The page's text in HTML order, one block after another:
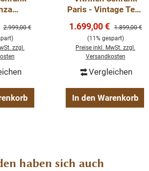
erhältlich: 66 x 40 x 191 cm.
diesen Artikel mit den anderen
Bologna-Kollektion!
Höhe 195 cm - Breite 115 cm - Tiefe
Regulärer Preis:
2.999,00 €
zzgl.
Paris - Vintage Teak
Teakholz
Verkaufspreis:
1.699,00 € Regulärer
1.899,00 €
(11% gespart)
Preise inkl. MwSt. zzgl.
Versandkosten
Vergleichen
In den Warenkorb
überspringen
haben sich auch